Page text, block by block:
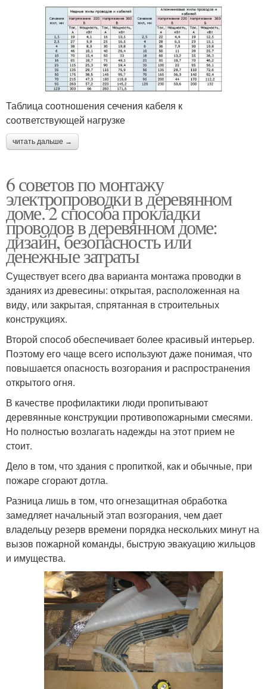
Таблица соотношения сечения кабеля к
соответствующей нагрузке
читать дальше →
6 советов по монтажу
электропроводки в деревянном
доме. 2 способа прокладки
проводов в деревянном доме:
дизайн, безопасность или
денежные затраты
Существует всего два варианта монтажа проводки в
зданиях из древесины: открытая, расположенная на
виду, или закрытая, спрятанная в строительных
конструкциях.
Второй способ обеспечивает более красивый интерьер.
Поэтому его чаще всего используют даже понимая, что
повышается опасность возгорания и распространения
открытого огня.
В качестве профилактики люди пропитывают
деревянные конструкции противопожарными смесями.
Но полностью возлагать надежды на этот прием не
стоит.
Дело в том, что здания с пропиткой, как и обычные, при
пожаре сгорают дотла.
Разница лишь в том, что огнезащитная обработка
замедляет начальный этап возгорания, чем дает
владельцу резерв времени порядка нескольких минут на
вызов пожарной команды, быструю эвакуацию жильцов
и имущества.